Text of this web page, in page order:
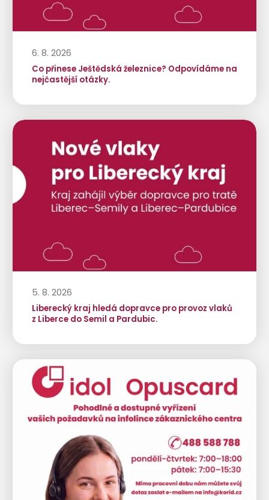
6. 8. 2026
Co přinese Ještědská železnice? Odpovídáme na
nejčastější otázky.
5. 8. 2026
Liberecký kraj hledá dopravce pro provoz vlaků
z Liberce do Semil a Pardubic.